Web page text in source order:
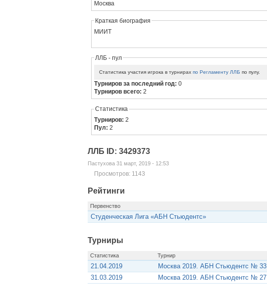
Москва
Краткая биография
МИИТ
ЛЛБ - пул
Статистика участия игрока в турнирахпо Регламенту ЛЛБ по пулу.
Турниров за последний год:0
Турниров всего:2
Статистика
Турниров:2
Пул:2
ЛЛБ ID: 3429373
Пастухова 31 март, 2019 - 12:53
Просмотров: 1143
Рейтинги
Первенство
Студенческая Лига «АБН Стьюдентс»
Турниры
Статистика Турнир
21.04.2019 Москва 2019. АБН Стьюдентс № 33
31.03.2019
Москва 2019. АБН Стьюдентс № 27